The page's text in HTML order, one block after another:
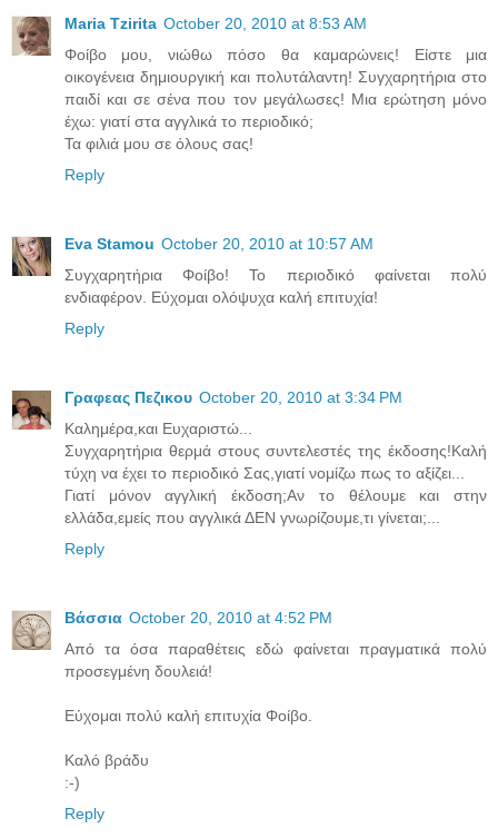
Maria Tzirita October 20, 2010 at 8:53 AM
Φοίβο μου, νιώθω πόσο θα καμαρώνεις! Είστε μια
οικογένεια δημιουργική και πολυτάλαντη! Συγχαρητήρια στο
παιδί και σε σένα που τον μεγάλωσες! Μια ερώτηση μόνο
έχω: γιατί στα αγγλικά το περιοδικό;
Τα φιλιά μου σε όλους σας!
Reply
Eva Stamou October 20, 2010 at 10:57 AM
Συγχαρητήρια Φοίβο! Το περιοδικό φαίνεται πολύ
ενδιαφέρον. Εύχομαι ολόψυχα καλή επιτυχία!
Reply
Γραφεας Πεζικου October 20, 2010 at 3:34 PM
Καλημέρα,και Ευχαριστώ...
Συγχαρητήρια θερμά στους συντελεστές της έκδοσης!Καλή
τύχη να έχει το περιοδικό Σας,γιατί νομίζω πως το αξίζει...
Γιατί μόνον αγγλική έκδοση;Αν το θέλουμε και στην
ελλάδα,εμείς που αγγλικά ΔΕΝ γνωρίζουμε,τι γίνεται;...
Reply
Βάσσια October 20, 2010 at 4:52 PM
Από τα όσα παραθέτεις εδώ φαίνεται πραγματικά πολύ
προσεγμένη δουλειά!
Εύχομαι πολύ καλή επιτυχία Φοίβο.
Καλό βράδυ
:-)
Reply